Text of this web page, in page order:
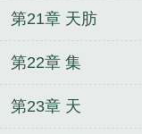
第21章 天肪
第22章 集
第23章 天